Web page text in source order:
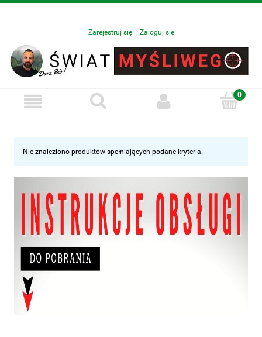
Zarejestruj się Zaloguj się
Nie znaleziono produktów spełniających podane kryteria.